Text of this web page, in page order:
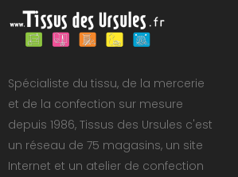
Spécialiste du tissu, de la mercerie
et de la confection sur mesure
depuis 1986, Tissus des Ursules c'est
un réseau de 75 magasins, un site
Internet et un atelier de confection